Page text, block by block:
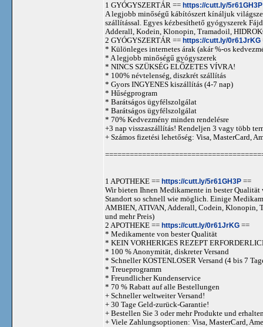
1 GYÓGYSZERTÁR == https://cutt.ly/5r61GH3P
A legjobb minőségű kábítószert kínáljuk
szállítással. Egyes kézbesíthető gyógyszerek
Adderall, Kodein, Klonopin, Tramadoil,
2 GYÓGYSZERTÁR == https://cutt.ly/0r61JrKG
* Különleges internetes árak (akár %-os
* A legjobb minőségű gyógyszerek
* NINCS SZÜKSÉG ELŐZETES VÍVRA!
* 100% névtelenség, diszkrét szállítás
* Gyors INGYENES kiszállítás (4-7 nap)
* Hűségprogram
* Barátságos ügyfélszolgálat
* Barátságos ügyfélszolgálat
* 70% Kedvezmény minden rendelésre
+3 nap visszaszállítás! Rendeljen 3 vagy több
+ Számos fizetési lehetőség: Visa, MasterCard,
1 APOTHEKE == https://cutt.ly/5r61GH3P ==
Wir bieten Ihnen Medikamente in bester
Standort so schnell wie möglich. Einige
AMBIEN, ATIVAN, Adderall, Codein, Klonopin,
und mehr Preis)
2 APOTHEKE == https://cutt.ly/0r61JrKG ==
* Medikamente von bester Qualität
* KEIN VORHERIGES REZEPT
* 100 % Anonymität, diskreter Versand
* Schneller KOSTENLOSER Versand (4 bis 7
* Treueprogramm
* Freundlicher Kundenservice
* 70 % Rabatt auf alle Bestellungen
+ Schneller weltweiter Versand!
+ 30 Tage Geld-zurück-Garantie!
+ Bestellen Sie 3 oder mehr Produkte und
+ Viele Zahlungsoptionen: Visa, MasterCard,